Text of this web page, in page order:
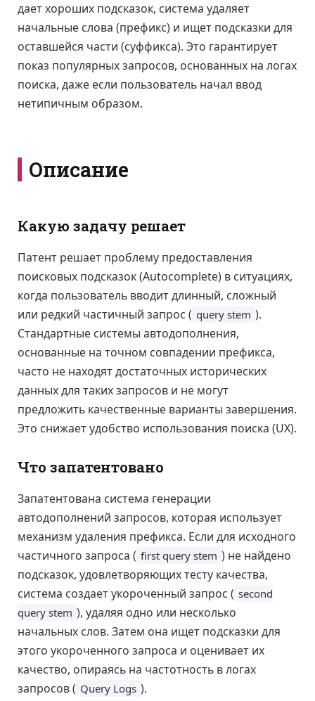
дает хороших подсказок, система удаляет
начальные слова (префикс) и ищет подсказки для
оставшейся части (суффикса). Это гарантирует
показ популярных запросов, основанных на логах
поиска, даже если пользователь начал ввод
нетипичным образом.
Описание
Какую задачу решает
Патент решает проблему предоставления
поисковых подсказок (Autocomplete) в ситуациях,
когда пользователь вводит длинный, сложный
или редкий частичный запрос ( query stem ).
Стандартные системы автодополнения,
основанные на точном совпадении префикса,
часто не находят достаточных исторических
данных для таких запросов и не могут
предложить качественные варианты завершения.
Это снижает удобство использования поиска (UX).
Что запатентовано
Запатентована система генерации
автодополнений запросов, которая использует
механизм удаления префикса. Если для исходного
частичного запроса ( first query stem ) не найдено
подсказок, удовлетворяющих тесту качества,
система создает укороченный запрос ( second
query stem ), удаляя одно или несколько
начальных слов. Затем она ищет подсказки для
этого укороченного запроса и оценивает их
качество, опираясь на частотность в логах
запросов ( Query Logs ).